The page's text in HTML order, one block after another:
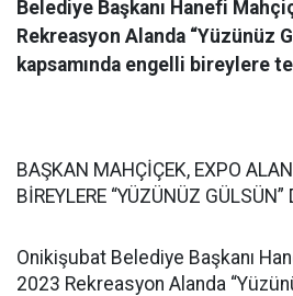
Belediye Başkanı Hanefi
Rekreasyon Alanda “Yüzünüz
kapsamında engelli bireylere
BAŞKAN MAHÇİÇEK, EXPO
BİREYLERE “YÜZÜNÜZ GÜLSÜN”
Onikişubat Belediye Başkanı
2023 Rekreasyon Alanda